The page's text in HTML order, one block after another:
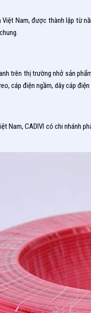
Nam, được thành lập từ
trên thị trường nhở sản
cáp điện ngầm, dây cáp
Nam, CADIVI có chi nhánh